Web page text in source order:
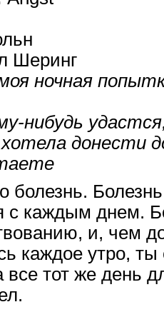
Шеринг
ночная
нибудь
донести
болезнь.
с каждым днем.
и, чем
каждое утро,
все тот же день